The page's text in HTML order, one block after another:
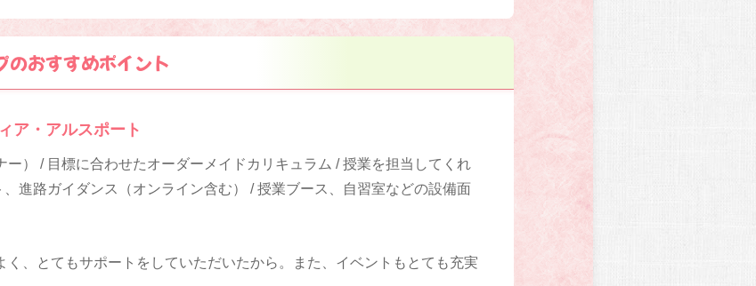
のおすすめポイント
ア・アルスポート
ー） / 目標に合わせたオーダーメイドカリキュラム / 授業を担当してくれ
進路ガイダンス（オンライン含む） / 授業ブース、自習室などの設備面
く、とてもサポートをしていただいたから。また、イベントもとても充実